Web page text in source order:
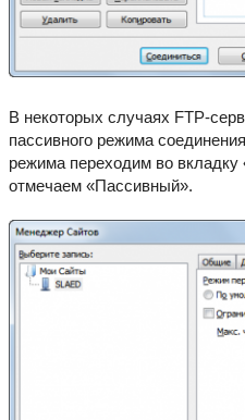
В некоторых случаях FTP-
пассивного режима
режима переходим во вкладку
отмечаем «Пассивный».